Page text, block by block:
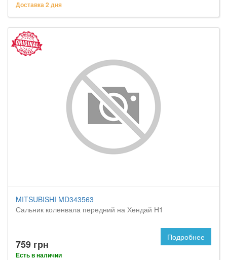
Доставка 2 дня
MITSUBISHI MD343563
Сальник коленвала передний на Хендай Н1
759 грн
Есть в наличии
Подробнее